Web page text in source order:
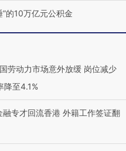
”的10万亿元公积金
劳动力市场意外放缓 岗位减少
降至4.1%
融专才回流香港 外籍工作签证翻